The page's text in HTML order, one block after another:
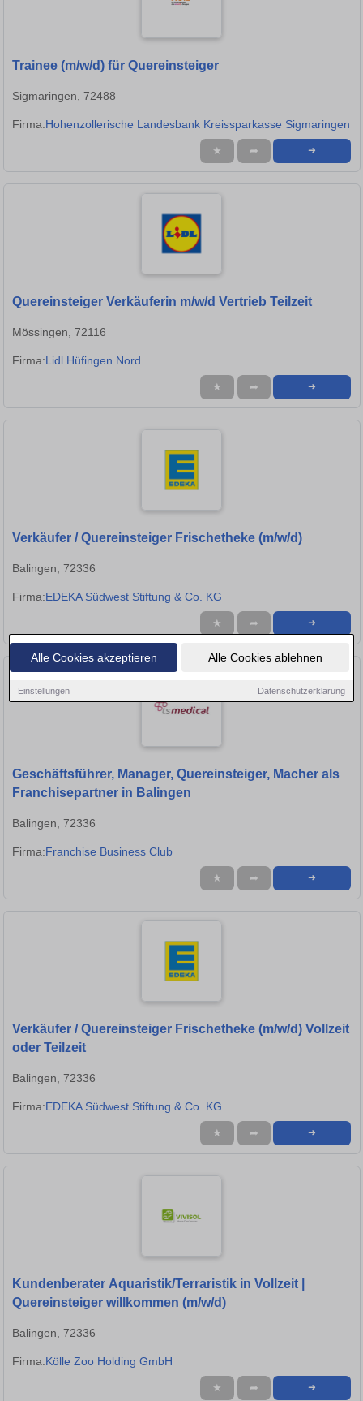
Alle Cookies akzeptieren Alle Cookies ablehnen
Einstellungen Datenschutzerklärung
Trainee (m/w/d) für Quereinsteiger
Sigmaringen, 72488
Firma:Hohenzollerische Landesbank Kreissparkasse Sigmaringen
★ ➦ ➜
Quereinsteiger Verkäuferin m/w/d Vertrieb Teilzeit
Mössingen, 72116
Firma:Lidl Hüfingen Nord
★ ➦ ➜
Verkäufer / Quereinsteiger Frischetheke (m/w/d)
Balingen, 72336
Firma:EDEKA Südwest Stiftung & Co. KG
★ ➦ ➜
Geschäftsführer, Manager, Quereinsteiger, Macher als
Franchisepartner in Balingen
Balingen, 72336
Firma:Franchise Business Club
★ ➦ ➜
Verkäufer / Quereinsteiger Frischetheke (m/w/d) Vollzeit
oder Teilzeit
Balingen, 72336
Firma:EDEKA Südwest Stiftung & Co. KG
★ ➦ ➜
Kundenberater Aquaristik/Terraristik in Vollzeit |
Quereinsteiger willkommen (m/w/d)
Balingen, 72336
Firma:Kölle Zoo Holding GmbH
★ ➦ ➜